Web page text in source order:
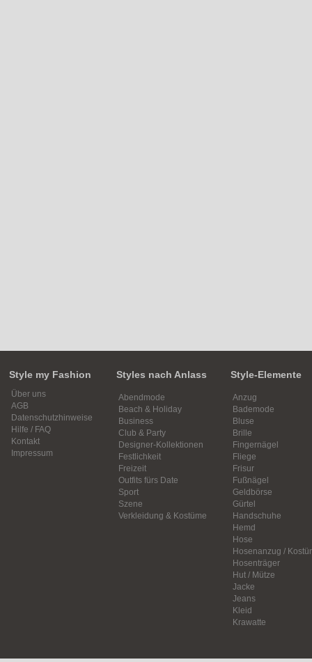
Style my Fashion
Über uns
AGB
Datenschutzhinweise
Hilfe / FAQ
Kontakt
Impressum
Styles nach Anlass
Abendmode
Beach & Holiday
Business
Club & Party
Designer-Kollektionen
Festlichkeit
Freizeit
Outfits fürs Date
Sport
Szene
Verkleidung & Kostüme
Style-Elemente
Anzug
Bademode
Bluse
Brille
Fingernägel
Fliege
Frisur
Fußnägel
Geldbörse
Gürtel
Handschuhe
Hemd
Hose
Hosenanzug /
Hosenträger
Hut / Mütze
Jacke
Jeans
Kleid
Krawatte